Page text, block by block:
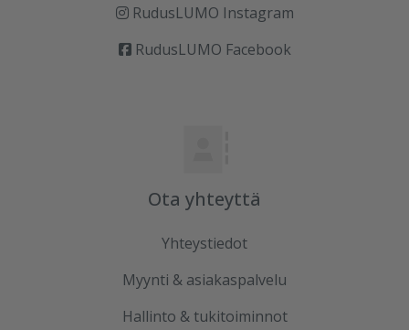
RudusLUMO Instagram
RudusLUMO Facebook
Ota yhteyttä
Yhteystiedot
Myynti & asiakaspalvelu
Hallinto & tukitoiminnot